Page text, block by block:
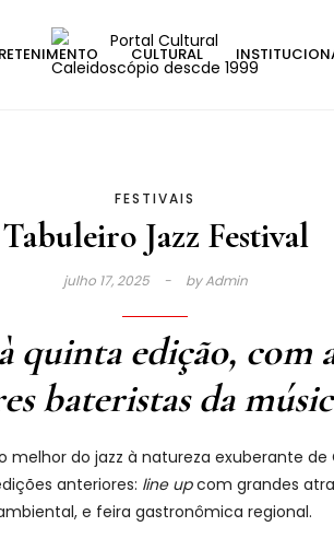
CULTURAL
FESTIVAIS
Tabuleiro Jazz Festival
julho 17, 2025 byAdmin
quinta edição, com
bateristas da
melhor do jazz à natureza exuberante
anteriores: line upcom grandes
e feira gastronômica regional.